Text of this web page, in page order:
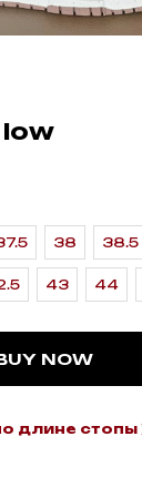
low
38 38.5
43 44
NOW
длине стопы